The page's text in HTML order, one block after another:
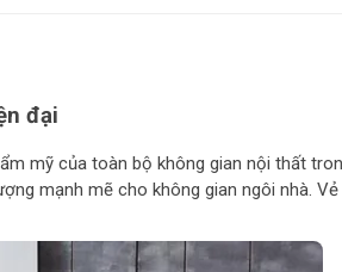
đại
mỹ của toàn bộ không gian nội thất
mạnh mẽ cho không gian ngôi nhà. Vẻ